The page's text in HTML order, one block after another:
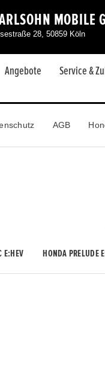
MOBILE
28, 50859 Köln
Angebote Service &
AGB
E:HEV HONDA PRELUDE